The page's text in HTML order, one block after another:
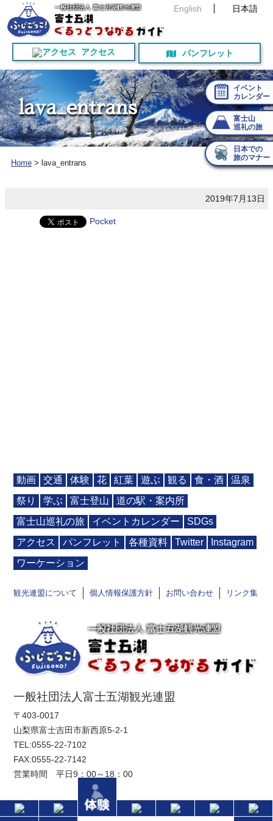
English 日本語
アクセス パンフレット
イベント
カレンダー
富士山
巡礼の旅
日本での
旅のマナー
lava_entrans
Home > lava_entrans
2019年7月13日
Pocket
動画 交通 体験 花 紅葉 遊ぶ 観る 食・酒
温泉
祭り
学ぶ 富士登山
道の駅・案内所
富士山巡礼の旅
イベントカレンダー
SDGs
アクセス
パンフレット 各種資料 Twitter
Instagram
ワーケーション
観光連盟について 個人情報保護方針 お問い合わせ リンク集
一般社団法人富士五湖観光連盟
〒403-0017
山梨県富士吉田市新西原5-2-1
TEL:0555-22-7102
FAX:0555-22-7142
営業時間 平日9：00～18：00